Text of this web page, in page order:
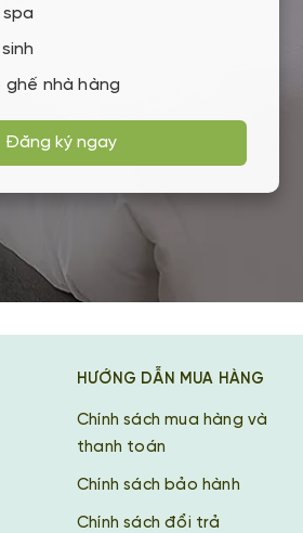
ghế nhà hàng
Đăng ký ngay
HƯỚNG DẪN MUA HÀNG
Chính sách mua hàng và
thanh toán
Chính sách bảo hành
Chính sách đổi trả